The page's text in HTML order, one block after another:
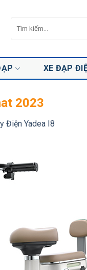
kiếm:
XE ĐẠP
2023
Điện Yadea I8